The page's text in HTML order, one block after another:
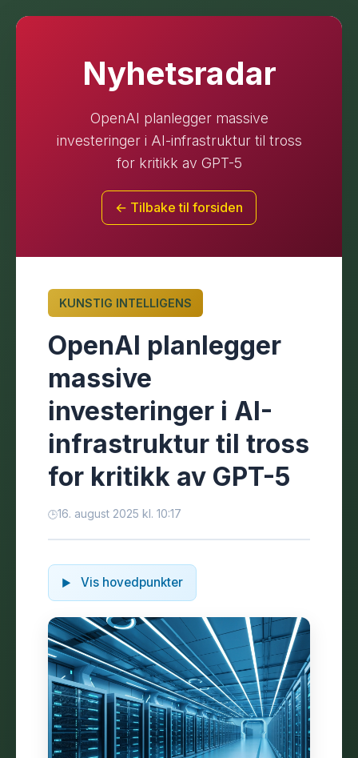
Nyhetsradar
OpenAI planlegger massive
investeringer i AI-infrastruktur til tross
for kritikk av GPT-5
← Tilbake til forsiden
KUNSTIG INTELLIGENS
OpenAI planlegger
massive
investeringer i AI-
infrastruktur til tross
for kritikk av GPT-5
16. august 2025 kl. 10:17
Vis hovedpunkter